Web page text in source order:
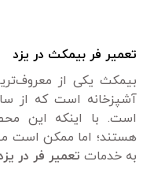
تعمیر فر بیمکث در یزد
بیمکث یکی از
است. با اینکه این
هستند؛ اما ممکن است
به خدمات تعمیر فر در